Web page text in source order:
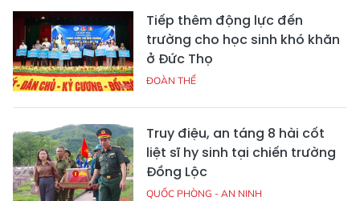
Tiếp thêm động lực đến
trường cho học sinh khó khăn
ở Đức Thọ
ĐOÀN THỂ
Truy điệu, an táng 8 hài cốt
liệt sĩ hy sinh tại chiến trường
Đồng Lộc
QUỐC PHÒNG - AN NINH